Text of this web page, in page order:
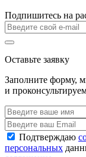
Подпишитесь на
Оставьте заявку
Заполните форму,
и
Подтверждаю
персональных